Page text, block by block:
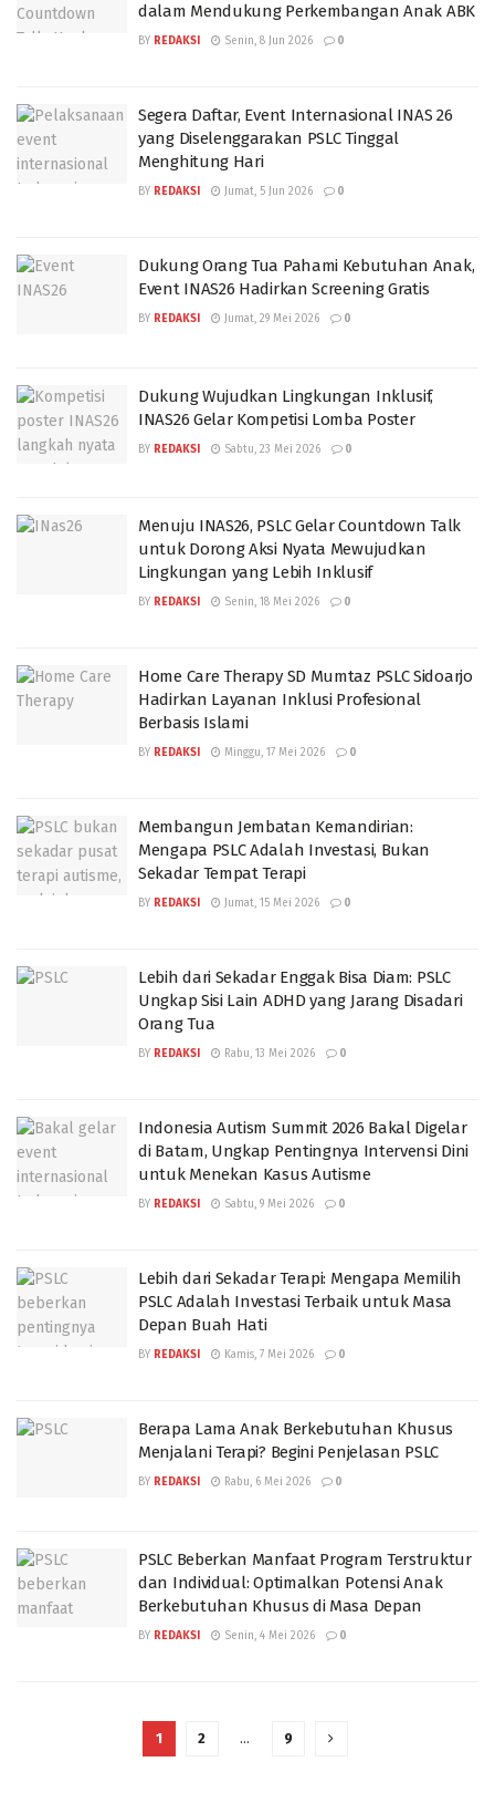
dalam Mendukung Perkembangan Anak ABK
BY REDAKSI Senin, 8 Jun 2026 0
Segera Daftar, Event Internasional INAS 26
yang Diselenggarakan PSLC Tinggal
Menghitung Hari
BY REDAKSI Jumat, 5 Jun 2026 0
Dukung Orang Tua Pahami Kebutuhan Anak,
Event INAS26 Hadirkan Screening Gratis
BY REDAKSI Jumat, 29 Mei 2026 0
Dukung Wujudkan Lingkungan Inklusif,
INAS26 Gelar Kompetisi Lomba Poster
BY REDAKSI Sabtu, 23 Mei 2026 0
Menuju INAS26, PSLC Gelar Countdown Talk
untuk Dorong Aksi Nyata Mewujudkan
Lingkungan yang Lebih Inklusif
BY REDAKSI Senin, 18 Mei 2026 0
Home Care Therapy SD Mumtaz PSLC Sidoarjo
Hadirkan Layanan Inklusi Profesional
Berbasis Islami
BY REDAKSI Minggu, 17 Mei 2026 0
Membangun Jembatan Kemandirian:
Mengapa PSLC Adalah Investasi, Bukan
Sekadar Tempat Terapi
BY REDAKSI Jumat, 15 Mei 2026 0
Lebih dari Sekadar Enggak Bisa Diam: PSLC
Ungkap Sisi Lain ADHD yang Jarang Disadari
Orang Tua
BY REDAKSI Rabu, 13 Mei 2026 0
Indonesia Autism Summit 2026 Bakal Digelar
di Batam, Ungkap Pentingnya Intervensi Dini
untuk Menekan Kasus Autisme
BY REDAKSI Sabtu, 9 Mei 2026 0
Lebih dari Sekadar Terapi: Mengapa Memilih
PSLC Adalah Investasi Terbaik untuk Masa
Depan Buah Hati
BY REDAKSI Kamis, 7 Mei 2026 0
Berapa Lama Anak Berkebutuhan Khusus
Menjalani Terapi? Begini Penjelasan PSLC
BY REDAKSI Rabu, 6 Mei 2026 0
PSLC Beberkan Manfaat Program Terstruktur
dan Individual: Optimalkan Potensi Anak
Berkebutuhan Khusus di Masa Depan
BY REDAKSI Senin, 4 Mei 2026 0
1 2 … 9